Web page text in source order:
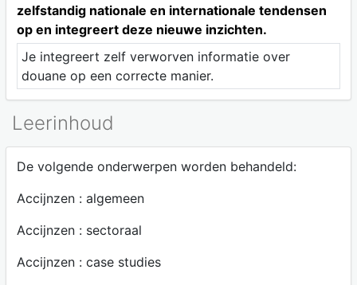
zelfstandig nationale en internationale tendensen
op en integreert deze nieuwe inzichten.
Je integreert zelf verworven informatie over
douane op een correcte manier.
Leerinhoud
De volgende onderwerpen worden behandeld:
Accijnzen : algemeen
Accijnzen : sectoraal
Accijnzen : case studies